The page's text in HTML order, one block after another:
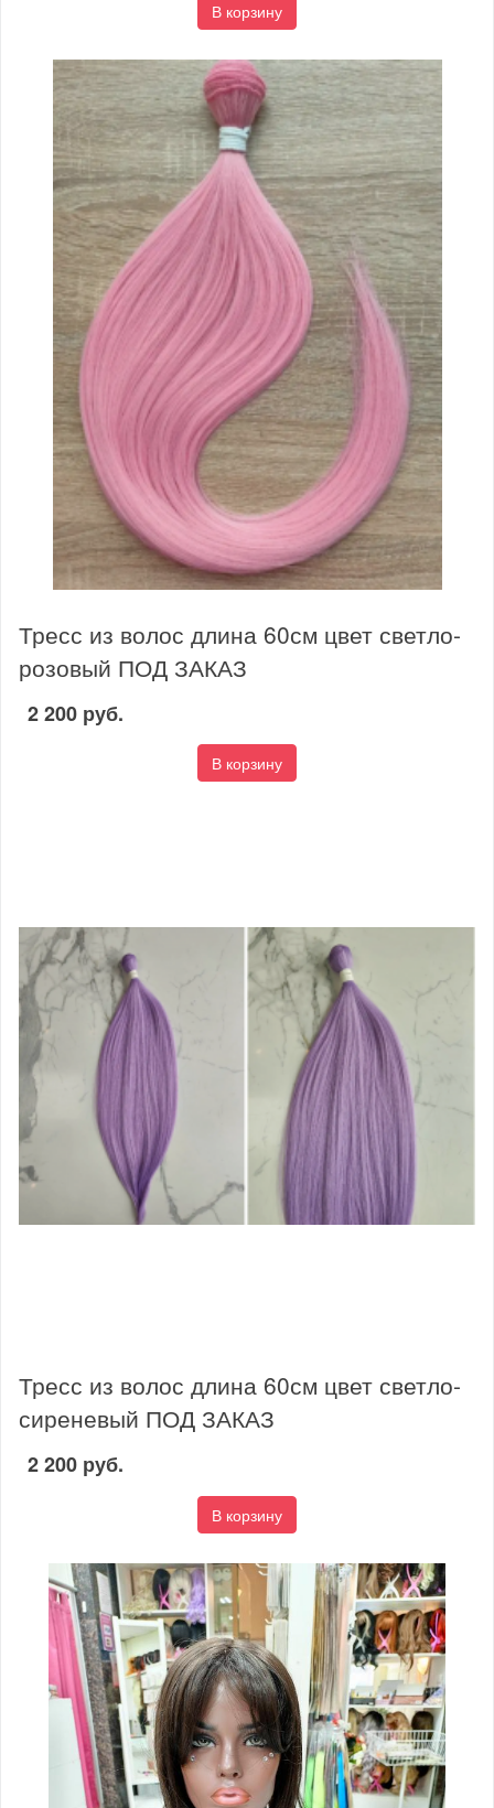
В корзину
Тресс из волос длина 60см цвет светло-
розовый ПОД ЗАКАЗ
2 200 руб.
В корзину
Тресс из волос длина 60см цвет светло-
сиреневый ПОД ЗАКАЗ
2 200 руб.
В корзину